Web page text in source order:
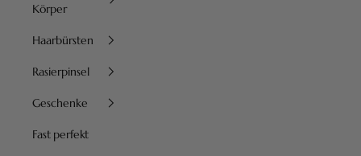
Körper
Haarbürsten
Rasierpinsel
Geschenke
Fast perfekt